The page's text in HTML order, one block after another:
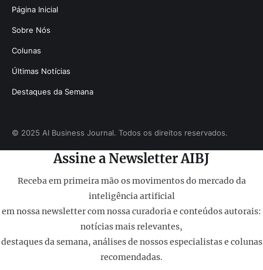
Página Inicial
Sobre Nós
Colunas
Últimas Notícias
Destaques da Semana
© 2025 AI Business Journal. Todos os direitos reservados.
Assine a Newsletter AIBJ
Receba em primeira mão os movimentos do mercado da
inteligência artificial
em nossa newsletter com nossa curadoria e conteúdos autorais:
notícias mais relevantes,
destaques da semana, análises de nossos especialistas e colunas
recomendadas.